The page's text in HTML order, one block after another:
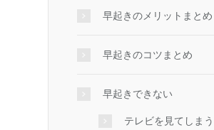
早起きのメリットまとめ
早起きのコツまとめ
早起きできない
テレビを見てしまう